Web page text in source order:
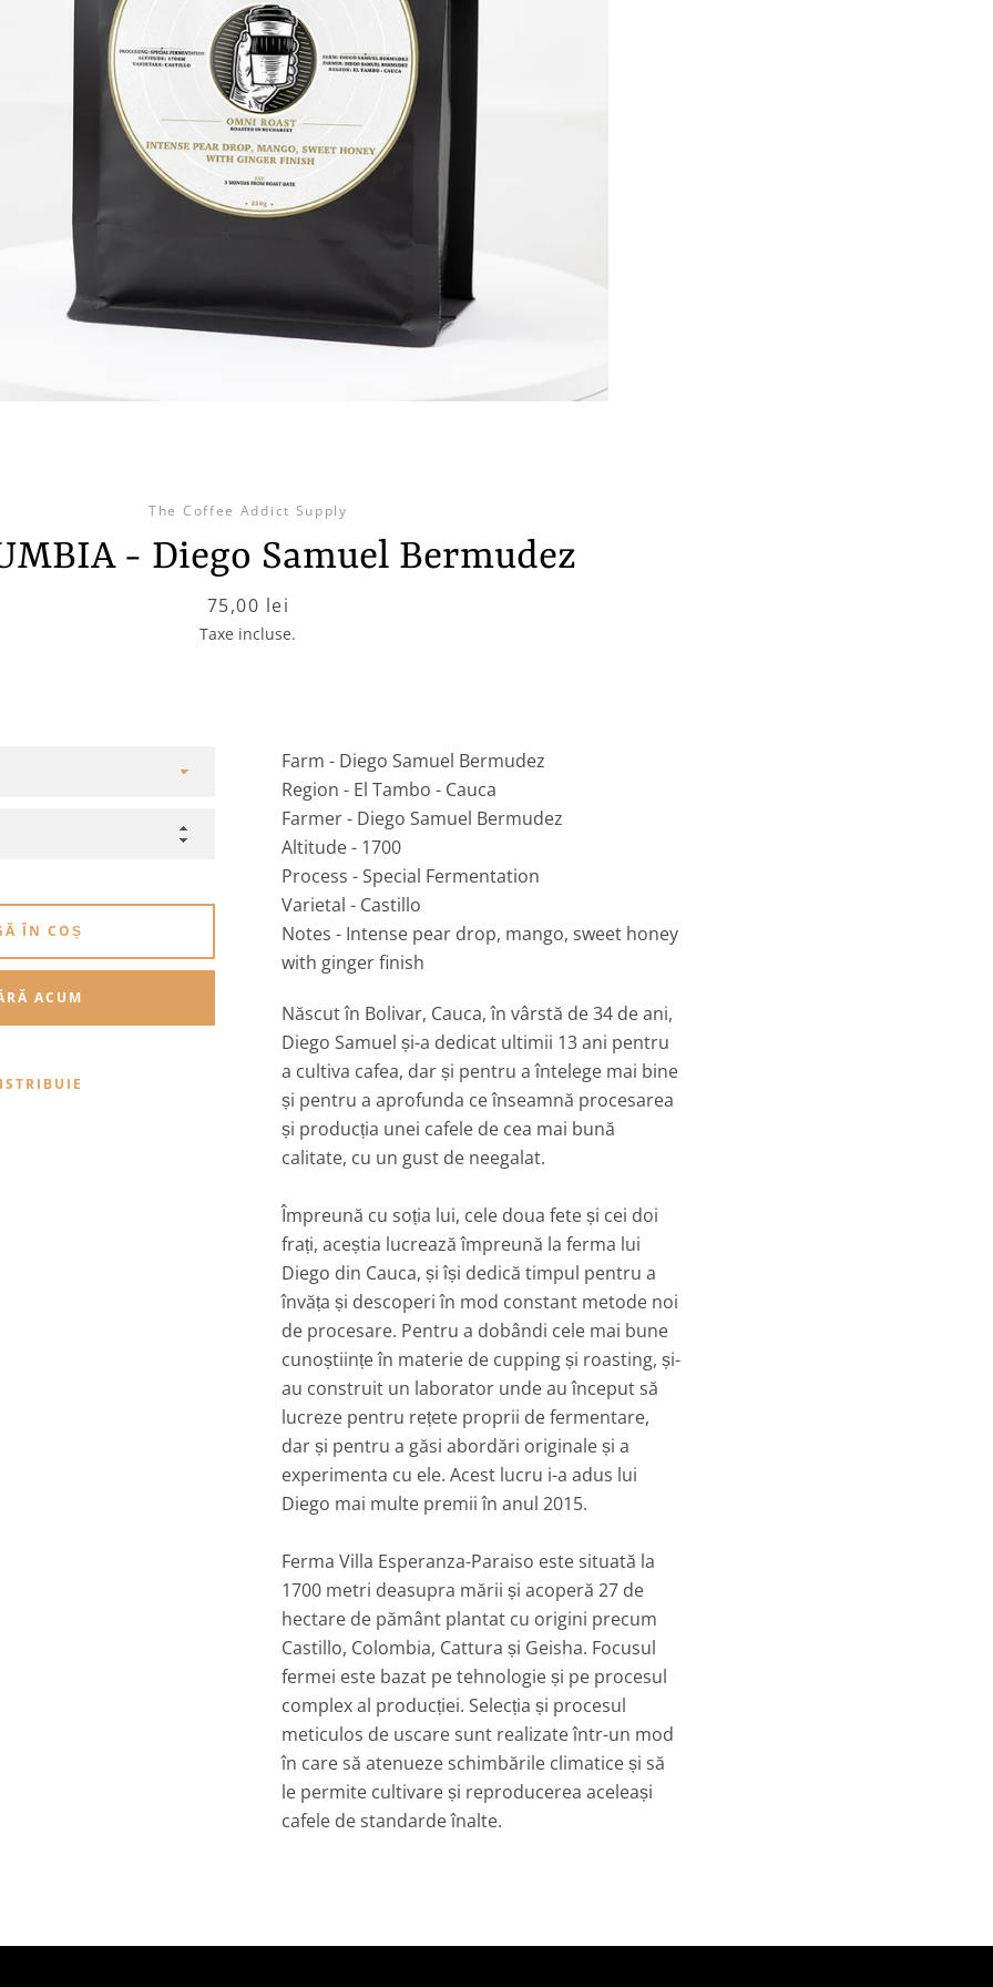
FacebookInstagram
The Coffee Addict Supply
- Diego Samuel Bermudez
Preț
75,00 lei
Taxe incluse.
Farm - Diego Samuel Bermudez
Region - El Tambo - Cauca
Farmer - Diego Samuel Bermudez
Altitude - 1700
Process - Special Fermentation
Varietal - Castillo
Notes - Intense pear drop, mango, sweet honey
with ginger finish
Născut în Bolivar, Cauca, în vârstă de 34 de ani,
Diego Samuel și-a dedicat ultimii 13 ani pentru
a cultiva cafea, dar și pentru a întelege mai bine
și pentru a aprofunda ce înseamnă procesarea
și producția unei cafele de cea mai bună
calitate, cu un gust de neegalat.
Împreună cu soția lui, cele doua fete și cei doi
frați, aceștia lucrează împreună la ferma lui
Diego din Cauca, și își dedică timpul pentru a
învăța și descoperi în mod constant metode noi
de procesare. Pentru a dobândi cele mai bune
cunoștiințe în materie de cupping și roasting, și-
au construit un laborator unde au început să
lucreze pentru rețete proprii de fermentare,
dar și pentru a găsi abordări originale și a
experimenta cu ele. Acest lucru i-a adus lui
Diego mai multe premii în anul 2015.
Ferma Villa Esperanza-Paraiso este situată la
1700 metri deasupra mării și acoperă 27 de
hectare de pământ plantat cu origini precum
Castillo, Colombia, Cattura și Geisha. Focusul
fermei este bazat pe tehnologie și pe procesul
complex al producției. Selecția și procesul
meticulos de uscare sunt realizate într-un mod
în care să atenueze schimbările climatice și să
le permite cultivare și reproducerea aceleași
cafele de standarde înalte.
ÎN COȘ
ACUM